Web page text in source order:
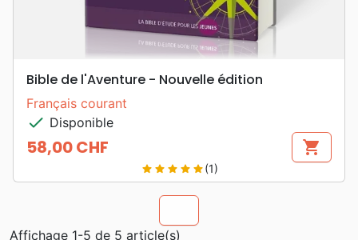
Bible de l'Aventure - Nouvelle édition
Français courant
check Disponible
Prix
58,00 CHF shopping_cart
star star star star star(1)
Affichage 1-5 de 5 article(s)